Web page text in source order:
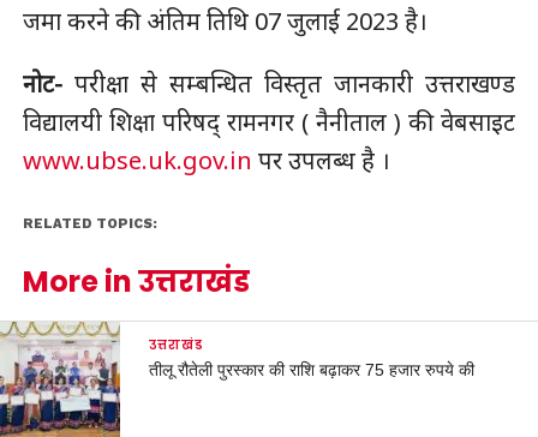
जमा करने की अंतिम तिथि 07 जुलाई 2023 है।
नोट-परीक्षा से सम्बन्धित विस्तृत जानकारी उत्तराखण्ड
विद्यालयी शिक्षा परिषद् रामनगर ( नैनीताल ) की वेबसाइट
www.ubse.uk.gov.in पर उपलब्ध है ।
RELATED TOPICS:
More in उत्तराखंड
उत्तराखंड
तीलू रौतेली पुरस्कार की राशि बढ़ाकर 75 हजार रुपये की